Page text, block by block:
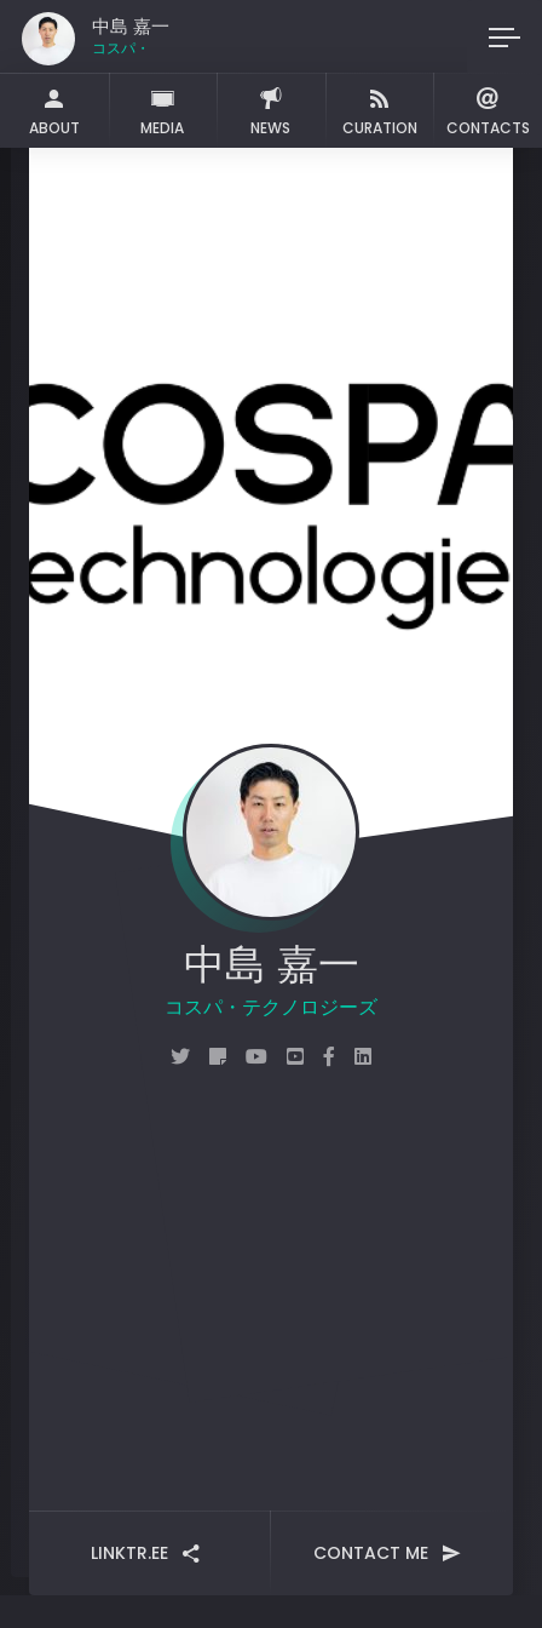
中島 嘉一
ABOUT MEDIA NEWS CURATION CONTACTS
中島 嘉一
コスパ・テク
LINKTR.EE CONTACT ME